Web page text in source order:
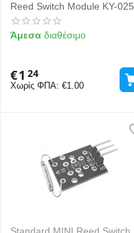
Reed Switch Module KY-025
Άμεσα διαθέσιμο
€1 24
Χωρίς ΦΠΑ: €1.00